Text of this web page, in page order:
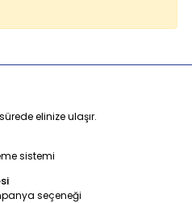
elinize ulaşır.
sistemi
seçeneği